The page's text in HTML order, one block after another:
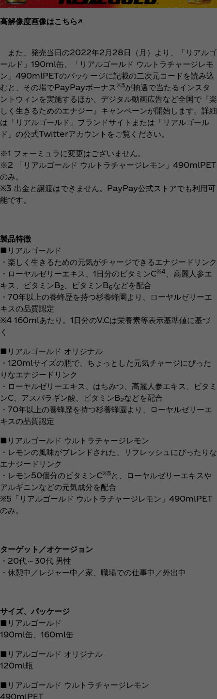
高解像度画像はこちら↗︎
また、発売当日の2022年2月28日（月）より、「リアルゴ
ールド」190ml缶、「リアルゴールド ウルトラチャージレモ
ン」490mlPETのパッケージに記載の二次元コードを読み込
むと、その場でPayPayボーナス ※3が抽選で当たるインスタ
ントウィンを実施するほか、デジタル動画広告など全国で『楽
しく生きるためのエナジー』キャンペーンが開始します。詳細
は「リアルゴールド」ブランドサイトまたは「リアルゴール
ド」の公式Twitterアカウントをご覧ください。
※1 フォーミュラに変更はございません。
※2 「リアルゴールド ウルトラチャージレモン」490mlPET
のみ。
※3 出金と譲渡はできません。PayPay公式ストアでも利用可
能です。
製品特徴
■リアルゴールド
・楽しく生きるための元気がチャージできるエナジードリンク
・ローヤルゼリーエキス、1日分のビタミンC※4
、高麗人参エ
キス、ビタミンB2 、ビタミンB6などを配合
・70年以上の養蜂歴を持つ杉養蜂園より、ローヤルゼリーエ
キスの品質認定
※4 160mlあたり。1日分のV.Cは栄養素等表示基準値に基づ
く
■リアルゴールド オリジナル
・120mlサイズの瓶で、ちょっとした元気チャージにぴった
りなエナジードリンク
・ローヤルゼリーエキス、はちみつ、高麗人参エキス、ビタミ
ンC、アスパラギン酸、ビタミンB2などを配合
・70年以上の養蜂歴を持つ杉養蜂園より、ローヤルゼリーエ
キスの品質認定
■リアルゴールド ウルトラチャージレモン
・レモンの風味がブレンドされた、リフレッシュにぴったりな
エナジードリンク
・レモン50個分のビタミンC※5 と、ローヤルゼリーエキスや
アルギニンなどの元気成分を配合
※5「リアルゴールド ウルトラチャージレモン」490mlPET
のみ。
ターゲット／オケージョン
・20代～30代 男性
・休憩中／レジャー中／家、職場での仕事中／外出中
サイズ、パッケージ
■リアルゴールド
190ml缶、160ml缶
■リアルゴールド オリジナル
120ml瓶
■リアルゴールド ウルトラチャージレモン
490mlPET